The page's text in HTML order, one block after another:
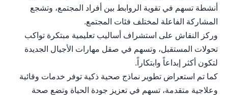
أنشطة تسهم في تقوية الروابط بين أفراد المجتمع، وتشجع
المشاركة الفاعلة لمختلف فئات المجتمع.
وركز النقاش على استشراف أساليب تعليمية مبتكرة تواكب
تحولات المستقبل، وتسهم في صقل مهارات الأجيال الجديدة
لتكون أكثر إبداعاً وابتكاراً.
كما تم استعراض تطوير نماذج صحية ذكية توفر خدمات وقائية
وعلاجية متقدمة، تسهم في تعزيز جودة الحياة وتضع صحة